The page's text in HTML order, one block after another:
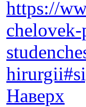
https://
Наверх